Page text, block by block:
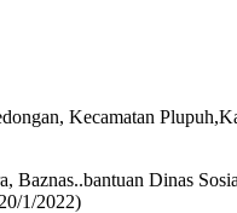
Kecamatan
Dinas
1/2022)